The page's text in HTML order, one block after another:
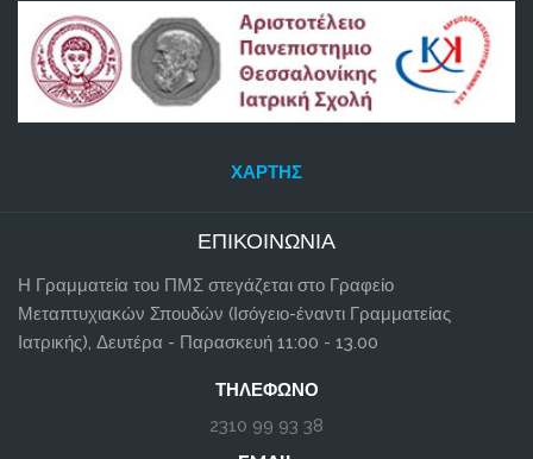
ΧΆΡΤΗΣ
ΕΠΙΚΟΙΝΩΝΊΑ
Η Γραμματεία του ΠΜΣ στεγάζεται στο Γραφείο
Μεταπτυχιακών Σπουδών (Ισόγειο-έναντι Γραμματείας
Ιατρικής), Δευτέρα - Παρασκευή 11:00 - 13.00
ΤΗΛΈΦΩΝΟ
2310 99 93 38